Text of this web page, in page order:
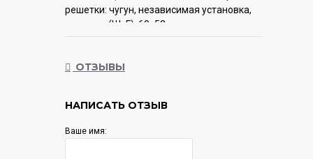
решетки: чугун, независимая установка,
размеры (ШхГ): 60x52 см
ОТЗЫВЫ
НАПИСАТЬ ОТЗЫВ
Ваше имя: